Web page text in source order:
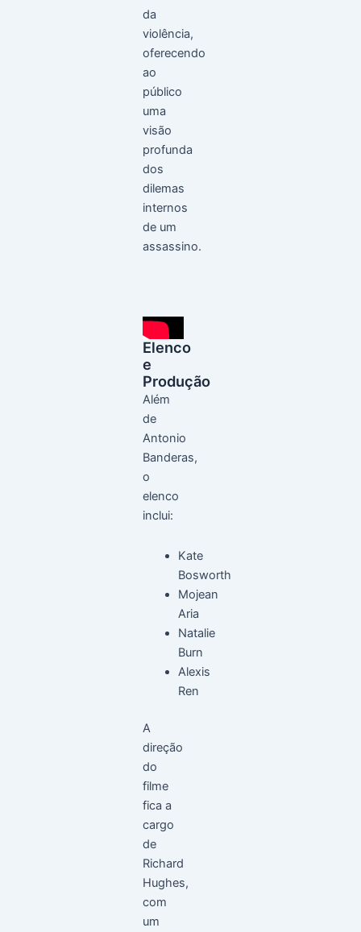
da
violência,
oferecendo
ao
público
uma
visão
profunda
dos
dilemas
internos
de um
assassino.
Elenco
e
Produção
Além
de
Antonio
Banderas,
o
elenco
inclui:
Kate
Bosworth
Mojean
Aria
Natalie
Burn
Alexis
Ren
A
direção
do
filme
fica a
cargo
de
Richard
Hughes,
com
um